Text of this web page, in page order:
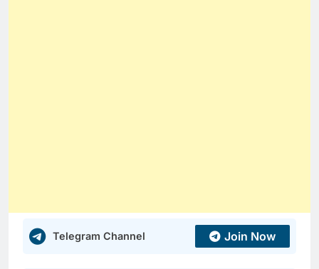
Telegram Channel Join Now